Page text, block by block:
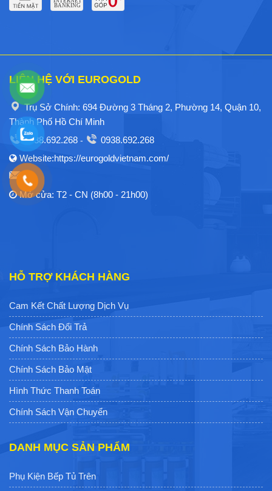
LIÊN HỆ VỚI EUROGOLD
Trụ Sở Chính: 694 Đường 3 Tháng 2, Phường 14, Quận 10,
Thành Phố Hồ Chí Minh
0938.692.268 -
0938.692.268
Website:https://eurogoldvietnam.com/
Mở cửa: T2 - CN (8h00 - 21h00)
HỖ TRỢ KHÁCH HÀNG
Cam Kết Chất Lượng Dịch Vụ
Chính Sách Đổi Trả
Chính Sách Bảo Hành
Chính Sách Bảo Mật
Hình Thức Thanh Toán
Chính Sách Vận Chuyển
DANH MỤC SẢN PHẨM
Phụ Kiện Bếp Tủ Trên